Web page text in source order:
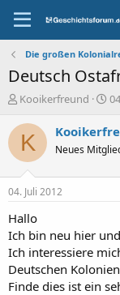
Die großen
Deutsch
E
s
e
e
r
Kooikerfreund
E
s
t
e
K Neues
04. Juli 2012
Hallo
Ich bin neu hier
Ich interessiere
Deutschen
Finde dies ist ein